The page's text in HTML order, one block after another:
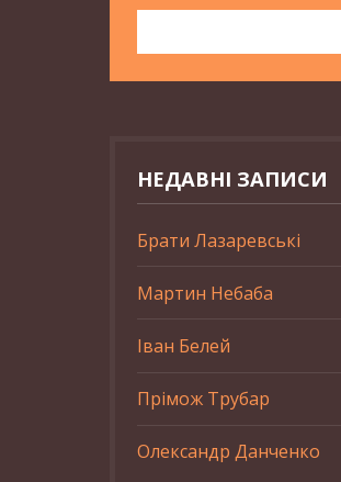
НЕДАВНІ ЗАПИСИ
Брати Лазаревські
Мартин Небаба
Іван Белей
Прімож Трубар
Олександр Данченко